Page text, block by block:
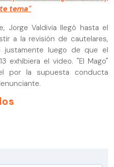
tema"
Jorge Valdivia llegó hasta el
a la revisión de cautelares,
justamente luego de que el
exhibiera el video. "El Mago"
por la supuesta conducta